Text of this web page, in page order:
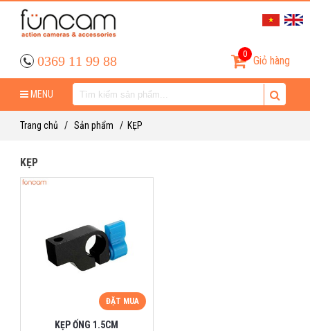
Giỏ hàng
0
0369 11 99 88
MENU
Trang chủ / Sản phẩm / KẸP
KẸP
ĐẶT MUA
KẸP ỐNG 1.5CM